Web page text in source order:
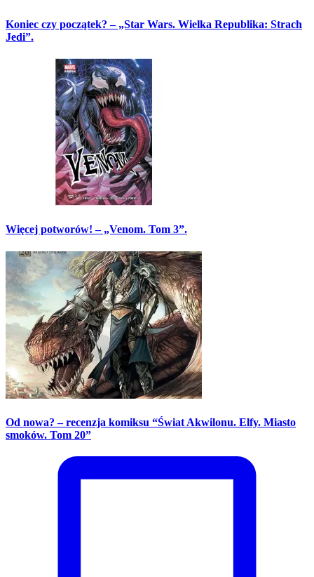
Koniec czy początek? – „Star Wars. Wielka Republika: Strach
Jedi”.
Więcej potworów! – „Venom. Tom 3”.
Od nowa? – recenzja komiksu “Świat Akwilonu. Elfy. Miasto
smoków. Tom 20”